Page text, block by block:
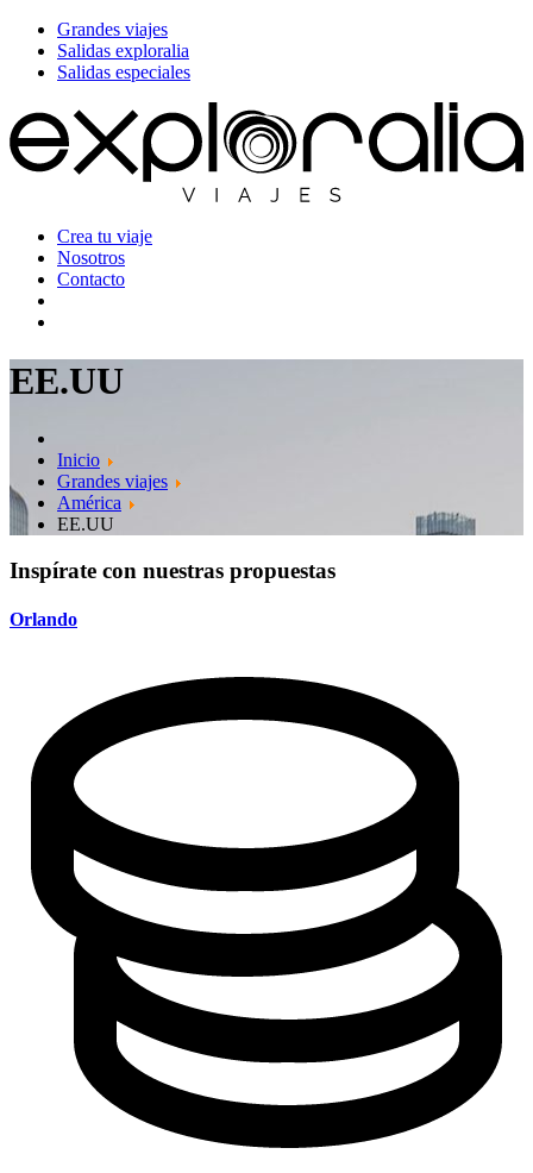
Grandes viajes
Salidas exploralia
Salidas especiales
Crea tu viaje
Nosotros
Contacto
EE.UU
Inicio
Grandes viajes
América
EE.UU
Inspírate con nuestras propuestas
Orlando